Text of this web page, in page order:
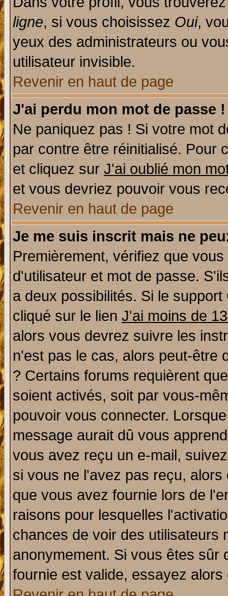
ligne, si vous choisissez Oui,
yeux des administrateurs ou
utilisateur invisible.
Revenir en haut de page
J'ai perdu mon mot de passe !
Ne paniquez pas ! Si votre mot
par contre être réinitialisé. Pour
et cliquez sur J'ai oublié mon
et vous devriez pouvoir vous
Revenir en haut de page
Je me suis inscrit mais ne
Premièrement, vérifiez que
d'utilisateur et mot de passe.
a deux possibilités. Si le
cliqué sur le lien J'ai moins de
alors vous devrez suivre les
n'est pas le cas, alors peut-être
? Certains forums requièrent
soient activés, soit par vous-
pouvoir vous connecter.
message aurait dû vous
vous avez reçu un e-mail,
si vous ne l'avez pas reçu,
que vous avez fournie lors de
raisons pour lesquelles
chances de voir des utilisateurs
anonymement. Si vous êtes sûr
fournie est valide, essayez